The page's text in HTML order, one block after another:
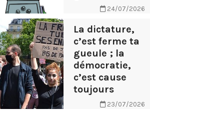
24/07/2026
La dictature,
c’est ferme ta
gueule ; la
démocratie,
c’est cause
toujours
23/07/2026